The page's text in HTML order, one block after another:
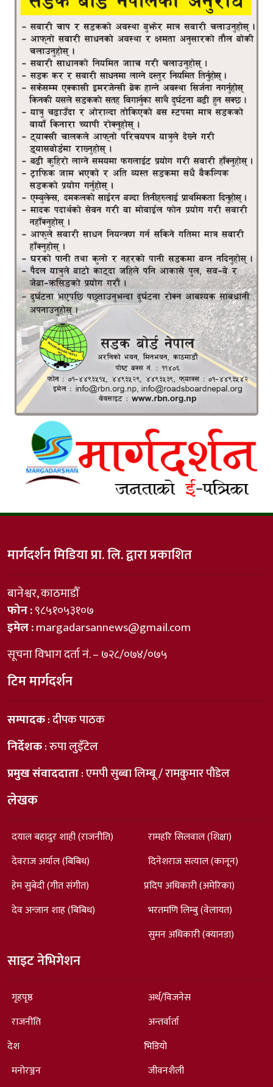
मार्गदर्शन मिडिया प्रा. लि. द्वारा प्रकाशित
बानेश्वर, काठमाडौँ
फोन :९८५१०५३१०७
इमेल :margadarsannews@gmail.com
सूचना विभाग दर्ता नं. – ७२८/०७४/०७५
टिम मार्गदर्शन
सम्पादक: दीपक पाठक
निर्देशक: रुपा लुइँटेल
प्रमुख संवाददाता: एमपी सुब्बा लिम्बू / रामकुमार पौडेल
लेखक
दयाल बहादुर शाही (राजनीति)
देवराज अर्याल (बिबिध)
हेम सुबेदी (गीत संगीत)
देव अन्जान शाह (बिबिध)
रामहरि सिलवाल (शिक्षा)
दिनेशराज सत्याल (कानून)
प्रदिप अधिकारी (अमेरिका)
भरतमणि लिम्बु (वेलायत)
सुमन अधिकारी (क्यानडा)
साइट नेभिगेशन
गृहपृष्ठ
राजनीति
देश
मनोरञ्जन
अर्थ/विजनेस
अन्तर्वार्ता
भिडियो
जीवनशैली